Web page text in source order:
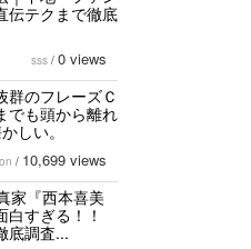
伝テクまで徹底
sss / 0 views
群のフレーズＣ
でも頭から離れ
しい。
/ 10,699 views
家『西本喜美
すぎる！！
底調査...